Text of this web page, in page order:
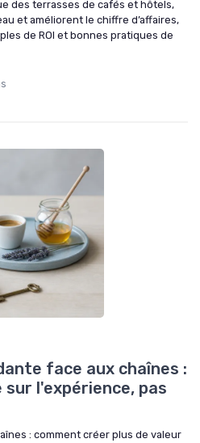
des terrasses de cafés et hôtels,
et améliorent le chiffre d’affaires,
de ROI et bonnes pratiques de
face aux chaînes :
l'expérience, pas
: comment créer plus de valeur